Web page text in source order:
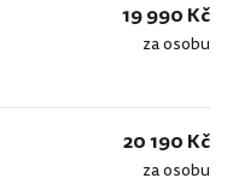
19 990 Kč
za osobu
20 190 Kč
za osobu